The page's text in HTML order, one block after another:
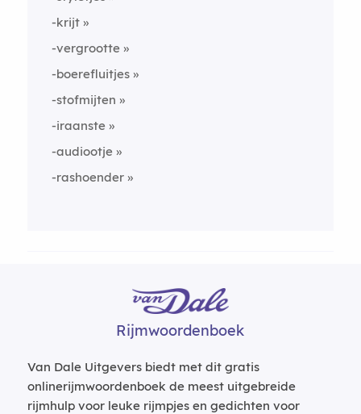
-krijt
-vergrootte
-boerefluitjes
-stofmijten
-iraanste
-audiootje
-rashoender
Rijmwoordenboek
Van Dale Uitgevers biedt met dit gratis
onlinerijmwoordenboek de meest uitgebreide
rijmhulp voor leuke rijmpjes en gedichten voor